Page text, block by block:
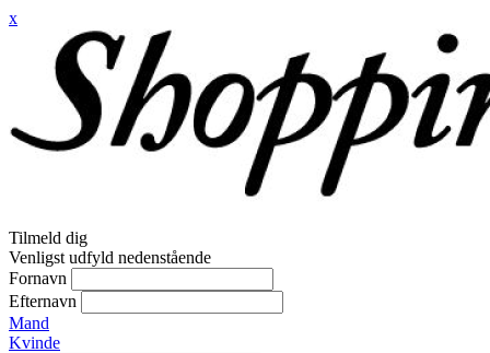
x
Tilmeld dig
Venligst udfyld nedenstående
Fornavn
Efternavn
Mand
Kvinde